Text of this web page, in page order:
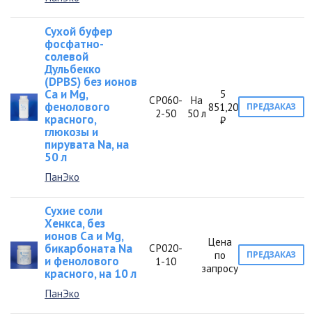
Сухой буфер
фосфатно-
солевой
Дульбекко
(DPBS) без ионов
Са и Mg,
фенолового
красного,
глюкозы и
пирувата Na, на
50 л
ПанЭко
СР060-
2-50
На
50 л
5
851,20
₽
ПРЕДЗАКАЗ
Сухие соли
Хенкса, без
ионов Са и Мg,
бикарбоната Na
и фенолового
красного, на 10 л
ПанЭко
СР020-
1-10
Цена
по
запросу
ПРЕДЗАКАЗ